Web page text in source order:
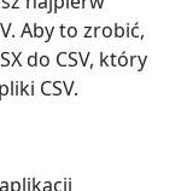
Aby to zrobić,
do CSV, który
CSV.